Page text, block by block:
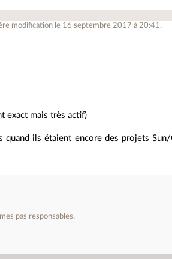
modification le 16 septembre 2017 à 20:41.
exact mais très actif)
quand ils étaient encore des projets
pas responsables.